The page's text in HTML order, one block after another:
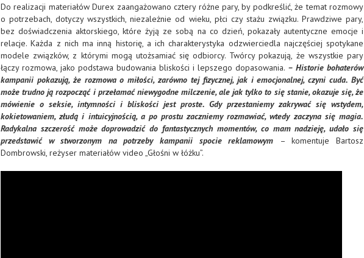
Do realizacji materiałów Durex zaangażowano cztery różne pary, by podkreślić, że temat rozmowy
o potrzebach, dotyczy wszystkich, niezależnie od wieku, płci czy stażu związku. Prawdziwe pary,
bez doświadczenia aktorskiego, które żyją ze sobą na co dzień, pokazały autentyczne emocje i
relacje. Każda z nich ma inną historię, a ich charakterystyka odzwierciedla najczęściej spotykane
modele związków, z którymi mogą utożsamiać się odbiorcy. Twórcy pokazują, że wszystkie pary
łączy rozmowa, jako podstawa budowania bliskości i lepszego dopasowania. – Historie bohaterów
kampanii pokazują, że rozmowa o miłości, zarówno tej fizycznej, jak i emocjonalnej, czyni cuda. Być
może trudno ją rozpocząć i przełamać niewygodne milczenie, ale jak tylko to się stanie, okazuje się, że
mówienie o seksie, intymności i bliskości jest proste. Gdy przestaniemy zakrywać się wstydem,
kokietowaniem, złudą i intuicyjnością, a po prostu zaczniemy rozmawiać, wtedy zaczyna się magia.
Radykalna szczerość może doprowadzić do fantastycznych momentów, co mam nadzieję, udało się
przedstawić w stworzonym na potrzeby kampanii spocie reklamowym
– komentuje Bartosz
Dombrowski, reżyser materiałów video „Głośni w łóżku”.